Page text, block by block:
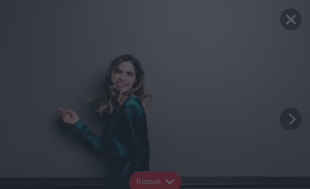
Rozwiń